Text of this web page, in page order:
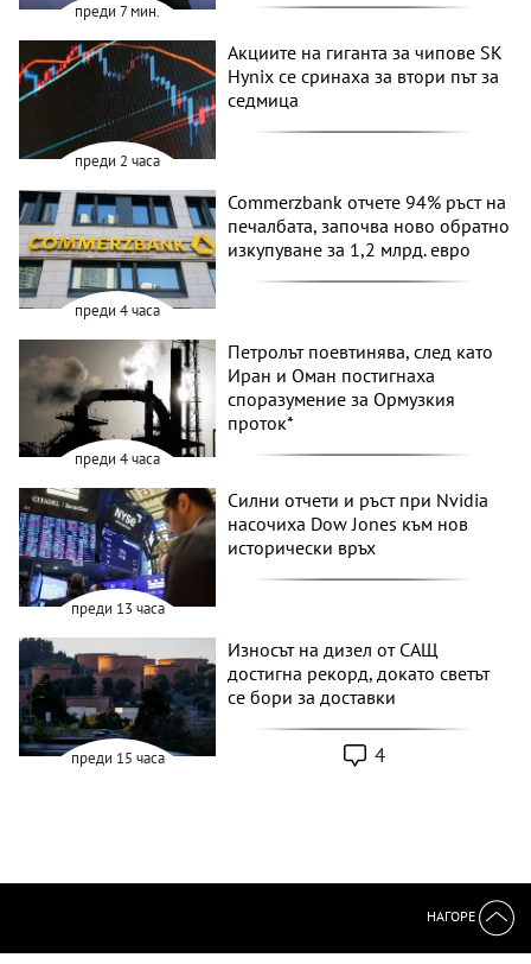
преди 7 мин.
преди 2 часа
Акциите на гиганта за чипове SK
Hynix се сринаха за втори път за
седмица
преди 4 часа
Commerzbank отчете 94% ръст на
печалбата, започва ново обратно
изкупуване за 1,2 млрд. евро
преди 4 часа
Петролът поевтинява, след като
Иран и Оман постигнаха
споразумение за Ормузкия
проток*
преди 13 часа
Силни отчети и ръст при Nvidia
насочиха Dow Jones към нов
исторически връх
преди 15 часа
Износът на дизел от САЩ
достигна рекорд, докато светът
се бори за доставки
4
НАГОРЕ